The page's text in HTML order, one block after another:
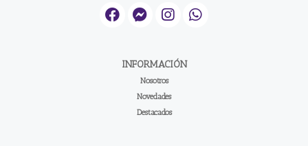
INFORMACIÓN
Nosotros
Novedades
Destacados